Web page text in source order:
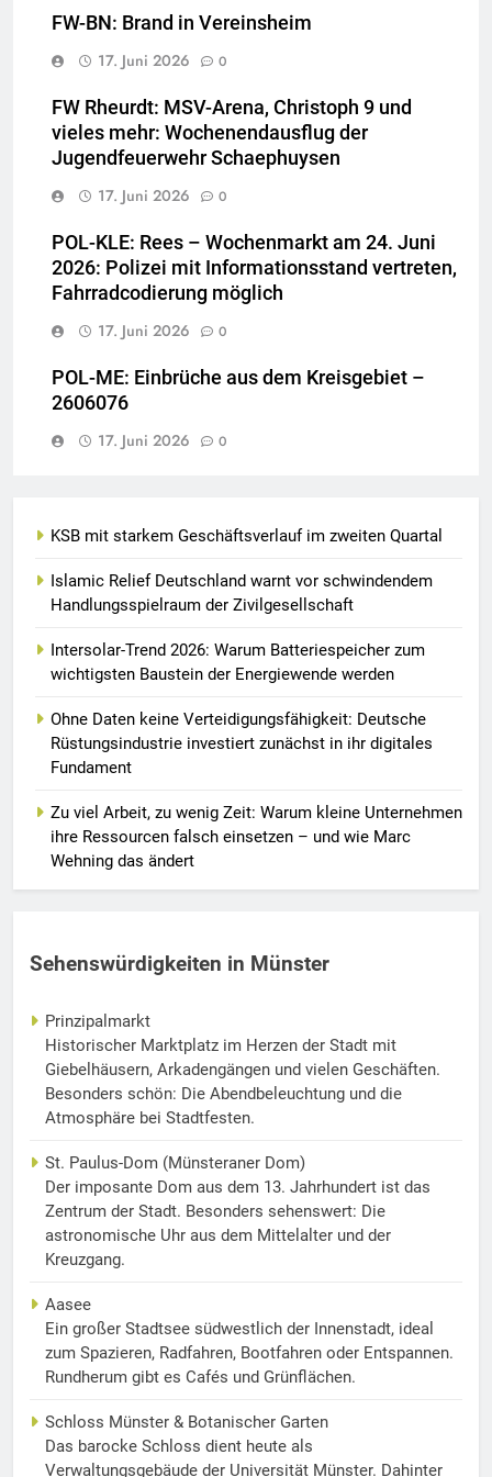
FW-BN: Brand in Vereinsheim
17. Juni 2026
0
FW Rheurdt: MSV-Arena, Christoph 9 und
vieles mehr: Wochenendausflug der
Jugendfeuerwehr Schaephuysen
17. Juni 2026
0
POL-KLE: Rees – Wochenmarkt am 24. Juni
2026: Polizei mit Informationsstand vertreten,
Fahrradcodierung möglich
17. Juni 2026
0
POL-ME: Einbrüche aus dem Kreisgebiet –
2606076
17. Juni 2026
0
KSB mit starkem Geschäftsverlauf im zweiten Quartal
Islamic Relief Deutschland warnt vor schwindendem
Handlungsspielraum der Zivilgesellschaft
Intersolar-Trend 2026: Warum Batteriespeicher zum
wichtigsten Baustein der Energiewende werden
Ohne Daten keine Verteidigungsfähigkeit: Deutsche
Rüstungsindustrie investiert zunächst in ihr digitales
Fundament
Zu viel Arbeit, zu wenig Zeit: Warum kleine Unternehmen
ihre Ressourcen falsch einsetzen – und wie Marc
Wehning das ändert
Sehenswürdigkeiten in Münster
Prinzipalmarkt
Historischer Marktplatz im Herzen der Stadt mit
Giebelhäusern, Arkadengängen und vielen Geschäften.
Besonders schön: Die Abendbeleuchtung und die
Atmosphäre bei Stadtfesten.
St. Paulus-Dom (Münsteraner Dom)
Der imposante Dom aus dem 13. Jahrhundert ist das
Zentrum der Stadt. Besonders sehenswert: Die
astronomische Uhr aus dem Mittelalter und der
Kreuzgang.
Aasee
Ein großer Stadtsee südwestlich der Innenstadt, ideal
zum Spazieren, Radfahren, Bootfahren oder Entspannen.
Rundherum gibt es Cafés und Grünflächen.
Schloss Münster & Botanischer Garten
Das barocke Schloss dient heute als
Verwaltungsgebäude der Universität Münster. Dahinter